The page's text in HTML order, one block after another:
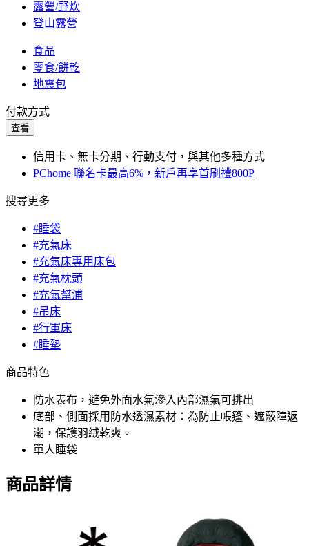
露營/野炊
登山露營
食品
零食/餅乾
地震包
付款方式
查看
信用卡、無卡分期、行動支付，與其他多種方式
PChome 聯名卡最高6%，新戶再享首刷禮800P
搜尋更多
#睡袋
#充氣床
#充氣床專用床包
#充氣枕頭
#充氣幫浦
#吊床
#行軍床
#睡墊
商品特色
防水表布，避免外面水氣滲入內部濕氣可排出
底部、側面採用防水透濕素材：為防止帳篷、遮蔽障返
潮，保護羽絨乾爽。
單人睡袋
商品詳情